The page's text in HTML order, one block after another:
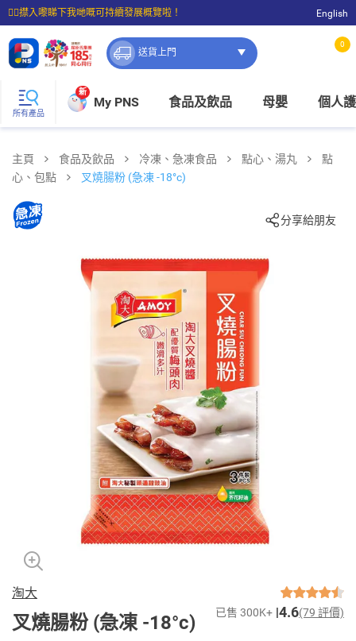
☝🏼㩒入嚟睇下我哋嘅可持續發展概覽啦！
⭐購物滿$399即享免費送貨；滿$100即可免費店取。
English
送貨上門
0
所有產品
新
My PNS 食品及飲品 母嬰 個人
主頁 食品及飲品 冷凍、急凍食品 點心、湯丸
點
心、包點
叉燒腸粉 (急凍 -18°c)
分享給朋友
淘大
叉燒腸粉 (急凍 -18°c) 已售 300K+ 4.6(79 評價)